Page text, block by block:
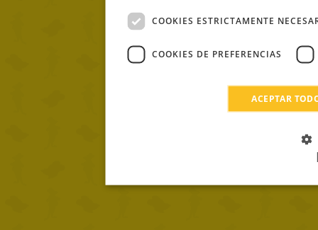
COOKIES ESTRICTAMENTE
COOKIES DE PREFERENCIAS
ACEPTAR